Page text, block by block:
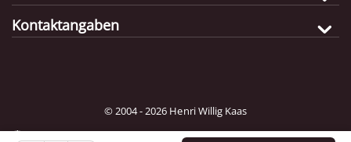
Kontaktangaben
© 2004 - 2026 Henri Willig Kaas
Bestimmungsland: